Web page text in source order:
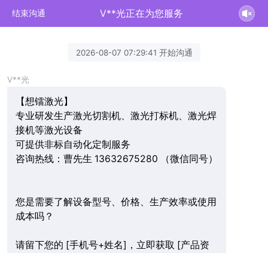
结束沟通 V**光正在为您服务
2026-08-07 07:29:41 开始沟通
V**光
【想镭激光】
专业研发生产激光切割机、激光打标机、激光焊
接机等激光设备
可提供非标自动化定制服务
咨询热线：曹先生 13632675280 （微信同号）
您是需要了解设备型号、价格、生产效率或使用
成本吗？
请留下您的 [手机号+姓名]，立即获取 [产品资